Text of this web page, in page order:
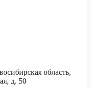
область,
д. 50